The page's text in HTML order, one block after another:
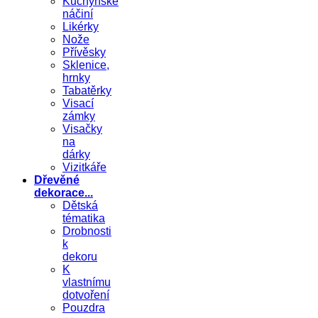
náčiní
Likérky
Nože
Přívěsky
Sklenice,
hrnky
Tabatěrky
Visací
zámky
Visačky
na
dárky
Vizitkáře
Dřevěné
dekorace...
Dětská
tématika
Drobnosti
k
dekoru
K
vlastnímu
dotvoření
Pouzdra